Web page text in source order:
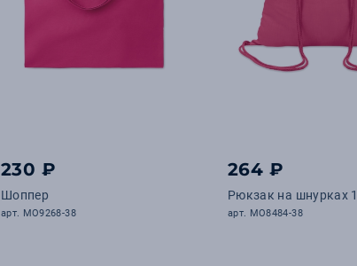
230 ₽
Шоппер
арт. MO9268-38
264 ₽
Рюкзак на шнурках
арт. MO8484-38